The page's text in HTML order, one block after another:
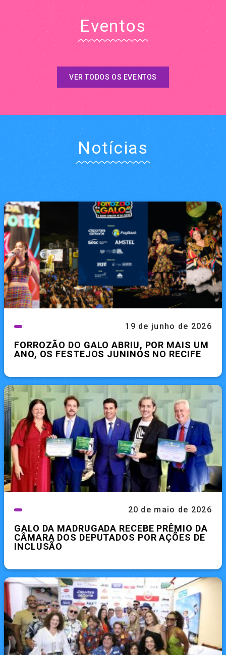
Eventos
VER TODOS OS EVENTOS
Notícias
19 de junho de 2026
FORROZÃO DO GALO ABRIU, POR MAIS UM
ANO, OS FESTEJOS JUNINOS NO RECIFE
20 de maio de 2026
GALO DA MADRUGADA RECEBE PRÊMIO DA
CÂMARA DOS DEPUTADOS POR AÇÕES DE
INCLUSÃO